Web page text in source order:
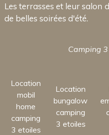
Les terrasses et leur
de belles soirées d'été.
Camping
Location
mobil
home
camping
3 etoiles
Location
bungalow
camping
3 etoiles